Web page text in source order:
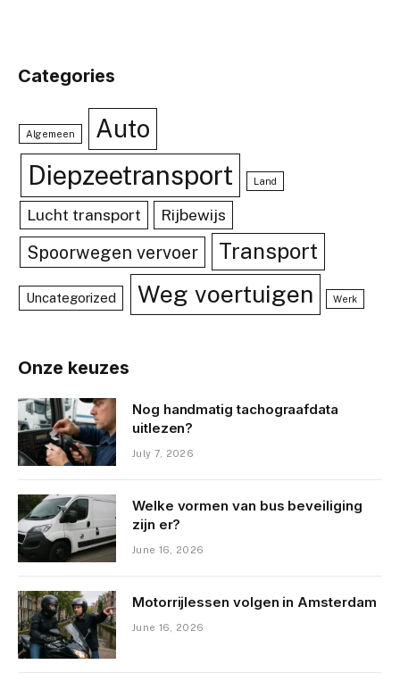
Categories
Algemeen Auto
Diepzeetransport Land
Lucht transport Rijbewijs
Spoorwegen vervoer Transport
Uncategorized Weg voertuigen Werk
Onze keuzes
Nog handmatig tachograafdata
uitlezen?
July 7, 2026
Welke vormen van bus beveiliging
zijn er?
June 16, 2026
Motorrijlessen volgen in Amsterdam
June 16, 2026